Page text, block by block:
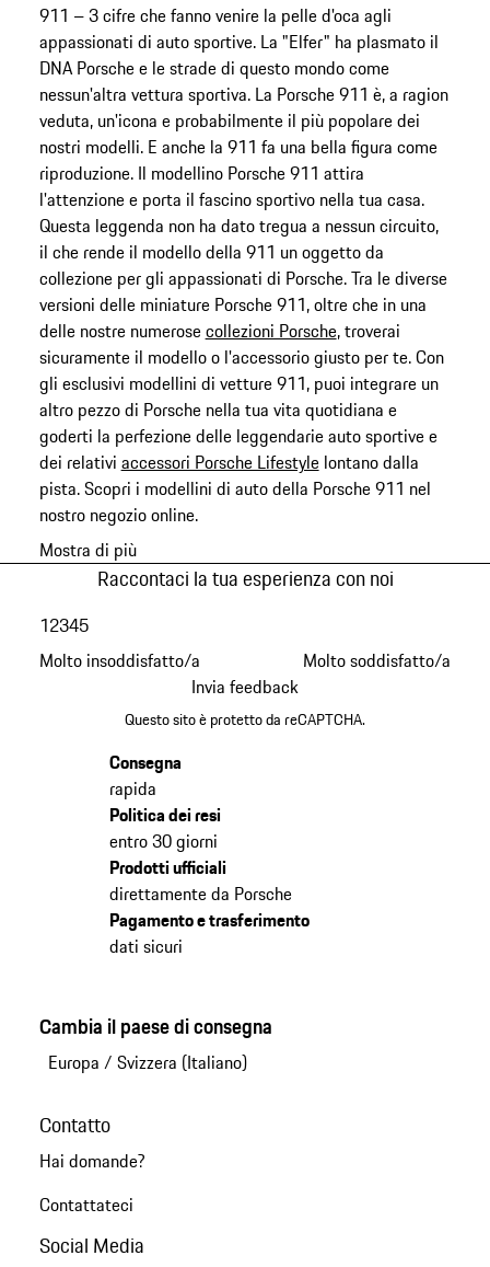
911 – 3 cifre che fanno venire la pelle d'oca agli
appassionati di auto sportive. La "Elfer" ha plasmato il
DNA Porsche e le strade di questo mondo come
nessun'altra vettura sportiva. La Porsche 911 è, a ragion
veduta, un'icona e probabilmente il più popolare dei
nostri modelli. E anche la 911 fa una bella figura come
riproduzione. Il modellino Porsche 911 attira
l'attenzione e porta il fascino sportivo nella tua casa.
Questa leggenda non ha dato tregua a nessun circuito,
il che rende il modello della 911 un oggetto da
collezione per gli appassionati di Porsche. Tra le diverse
versioni delle miniature Porsche 911, oltre che in una
delle nostre numerosecollezioni Porsche, troverai
sicuramente il modello o l'accessorio giusto per te. Con
gli esclusivi modellini di vetture 911, puoi integrare un
altro pezzo di Porsche nella tua vita quotidiana e
goderti la perfezione delle leggendarie auto sportive e
dei relativi accessori Porsche Lifestylelontano dalla
pista. Scopri i modellini di auto della Porsche 911 nel
nostro negozio online.
Mostra di più
Raccontaci la tua esperienza con noi
Molto insoddisfatto/a
12345
Molto soddisfatto/a
Invia feedback
Questo sito è protetto da reCAPTCHA.
Consegna
rapida
Politica dei resi
entro 30 giorni
Prodotti ufficiali
direttamente da Porsche
Pagamento e trasferimento
dati sicuri
Cambia il paese di consegna
Europa / Svizzera (Italiano)
Contatto
Hai domande?
Contattateci
Social Media